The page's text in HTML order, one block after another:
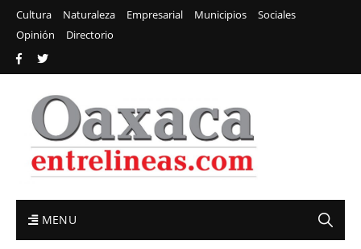
Cultura Naturaleza Empresarial Municipios
Sociales
Opinión
Directorio
MENU